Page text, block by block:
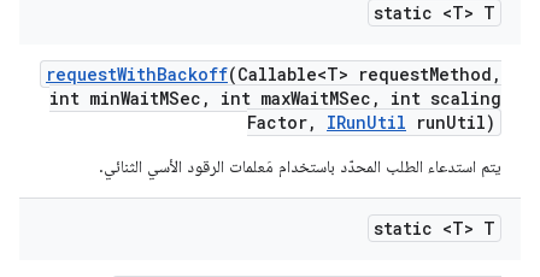
static <T> T
requestWithBackoff(Callable<T> requestMethod ,
int minWaitMSec , int maxWaitMSec ,
int scaling
Factor, IRunUtil runUtil)
يتم استدعاء الطلب المحدّد باستخدام مَعلمات الرقود الأسي الثنائي.
static <T> T